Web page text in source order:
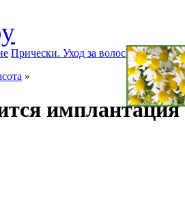
Прически. Уход за волосами Маски
»
имплантация